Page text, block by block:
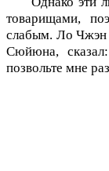
товарищами,
слабым. Ло Чжэн
Сюйюна,
позвольте мне